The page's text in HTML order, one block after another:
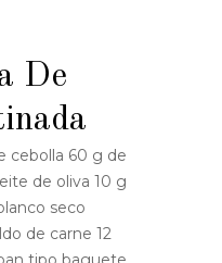
De
cebolla 60 g de
de oliva 10 g
seco
de carne 12